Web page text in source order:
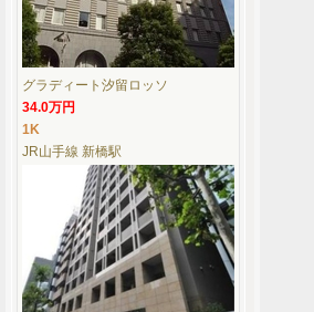
グラディート汐留ロッソ
34.0万円
1K
JR山手線 新橋駅